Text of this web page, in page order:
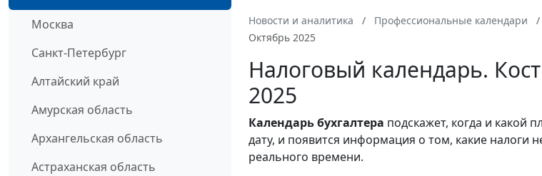
Москва
Санкт-Петербург
Алтайский край
Амурская область
Архангельская область
Астраханская область
Новости и аналитика Профессиональные календари
Октябрь 2025
Налоговый календарь.
2025
Календарьбухгалтера подскажет, когда и какой
дату, и появится информация о том, какие налоги
реального времени.